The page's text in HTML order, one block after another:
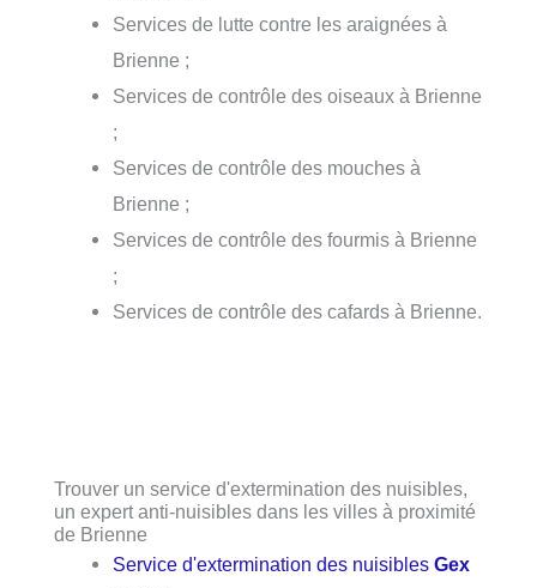
Services de lutte contre les araignées à
Brienne ;
Services de contrôle des oiseaux à Brienne
;
Services de contrôle des mouches à
Brienne ;
Services de contrôle des fourmis à Brienne
;
Services de contrôle des cafards à Brienne.
Trouver un service d'extermination des nuisibles,
un expert anti-nuisibles dans les villes à proximité
de Brienne
Service d'extermination des nuisiblesGex